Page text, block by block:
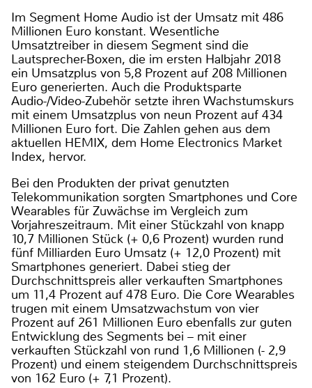
Im Segment Home Audio ist der Umsatz mit 486
Millionen Euro konstant. Wesentliche
Umsatztreiber in diesem Segment sind die
Lautsprecher-Boxen, die im ersten Halbjahr 2018
ein Umsatzplus von 5,8 Prozent auf 208 Millionen
Euro generierten. Auch die Produktsparte
Audio-/Video-Zubehör setzte ihren Wachstumskurs
mit einem Umsatzplus von neun Prozent auf 434
Millionen Euro fort. Die Zahlen gehen aus dem
aktuellen HEMIX, dem Home Electronics Market
Index, hervor.
Bei den Produkten der privat genutzten
Telekommunikation sorgten Smartphones und Core
Wearables für Zuwächse im Vergleich zum
Vorjahreszeitraum. Mit einer Stückzahl von knapp
10,7 Millionen Stück (+ 0,6 Prozent) wurden rund
fünf Milliarden Euro Umsatz (+ 12,0 Prozent) mit
Smartphones generiert. Dabei stieg der
Durchschnittspreis aller verkauften Smartphones
um 11,4 Prozent auf 478 Euro. Die Core Wearables
trugen mit einem Umsatzwachstum von vier
Prozent auf 261 Millionen Euro ebenfalls zur guten
Entwicklung des Segments bei – mit einer
verkauften Stückzahl von rund 1,6 Millionen (- 2,9
Prozent) und einem steigendem Durchschnittspreis
von 162 Euro (+ 7,1 Prozent).